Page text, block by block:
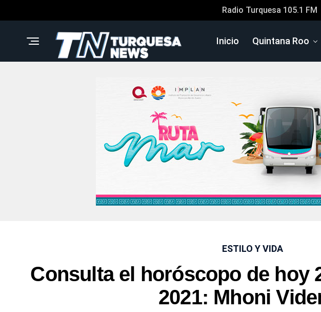
Radio Turquesa 105.1 FM
Inicio Quintana Roo
ESTILO Y VIDA
Consulta el horóscopo de hoy
2021: Mhoni